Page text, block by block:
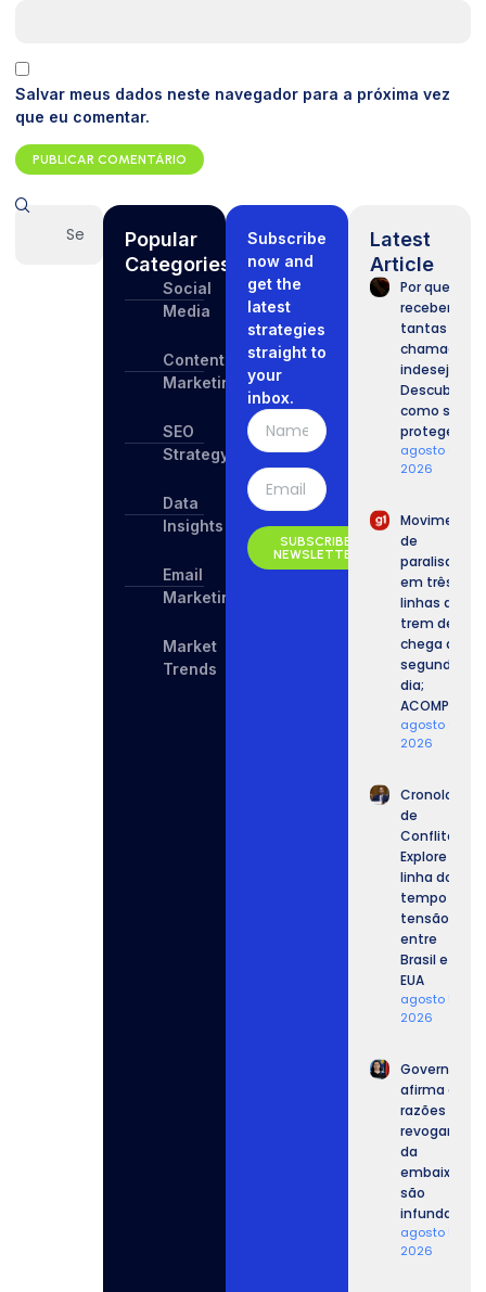
Salvar meus dados neste navegador para a próxima vez
que eu comentar.
Popular
Categories
Social
Media
Content
Marketing
SEO
Strategy
Data
Insights
Email
Marketing
Market
Trends
Subscribe
now and
get the
latest
strategies
straight to
your
inbox.
SUBSCRIBE
NEWSLETTER
Latest
Article
Por que
recebemos
tantas
chamadas
Descubra
como se
proteger.
agosto 6,
2026
Movimento
de
paralisação
em três
linhas de
trem de SP
chega ao
segundo
dia;
ACOMPANHE.
agosto 6,
2026
Cronologia
de
Conflitos:
Explore a
linha do
tempo da
tensão
entre
Brasil e
EUA
agosto 5,
2026
Governo
afirma que
razões para
revogar
da
são
infundadas.
agosto 5,
2026